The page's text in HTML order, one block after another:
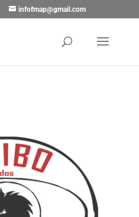
infofmap@gmail.com